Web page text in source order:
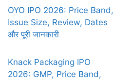
OYO IPO 2026: Price Band,
Issue Size, Review, Dates
और पूरी जानकारी
Knack Packaging IPO
2026: GMP, Price Band,